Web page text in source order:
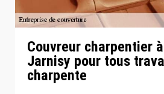
Couvreur charpentier
Jarnisy pour tous
charpente